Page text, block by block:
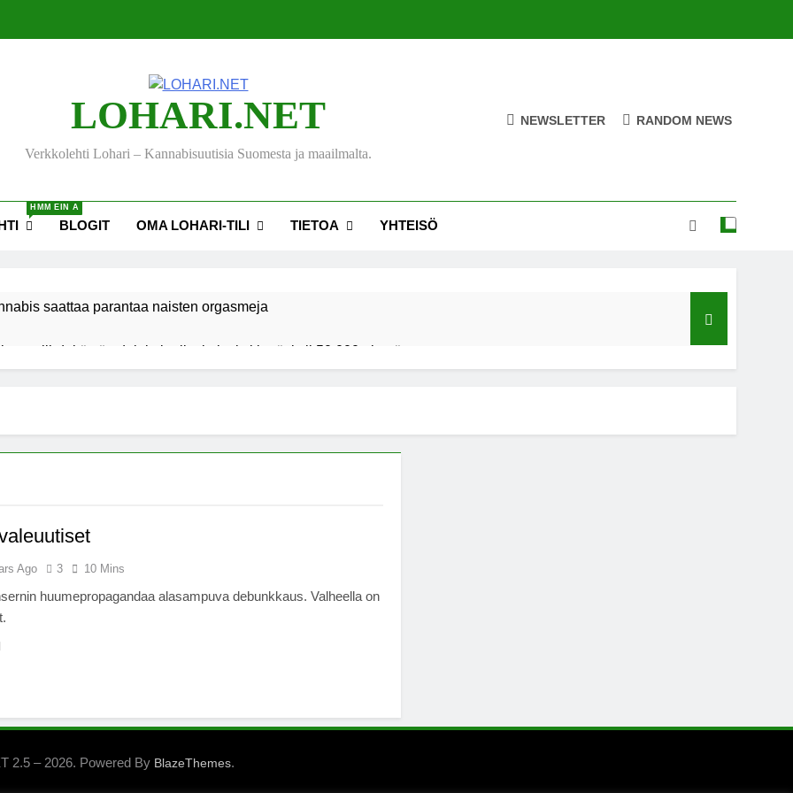
LOHARI.NET
Verkkolehti Lohari – Kannabisuutisia Suomesta ja maailmalta.
NEWSLETTER RANDOM NEWS
HMM EIN A
BLOGIT OMA LOHARI-TILI TIETOA YHTEISÖ
saattaa parantaa naisten orgasmeja
viihdekäytön dekriminalisoimiseksi keräsi yli 50 000 nimeä
-säätiö lääkekannabistutkimusten kannalla
kannabiksen viihdekäytön laillistamisesta
Ago 3 10 Mins
huumepropagandaa alasampuva debunkkaus. Valheella on
2.5 – 2026. Powered By BlazeThemes.